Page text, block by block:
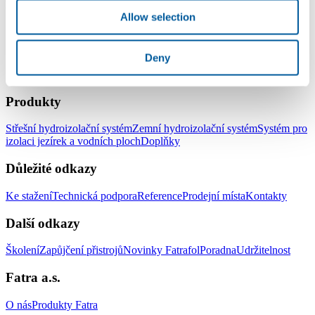
Allow selection
Deny
LinkedIn Facebook YouTube Instagram
Produkty
Střešní hydroizolační systémZemní hydroizolační systémSystém pro
izolaci jezírek a vodních plochDoplňky
Důležité odkazy
Ke staženíTechnická podporaReferenceProdejní místaKontakty
Další odkazy
ŠkoleníZapůjčení přistrojůNovinky FatrafolPoradnaUdržitelnost
Fatra a.s.
O násProdukty Fatra